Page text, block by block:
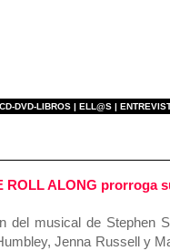
CD-DVD-LIBROS | ELL@S |
ROLL ALONG prorroga
del musical de Stephen
Jenna Russell y